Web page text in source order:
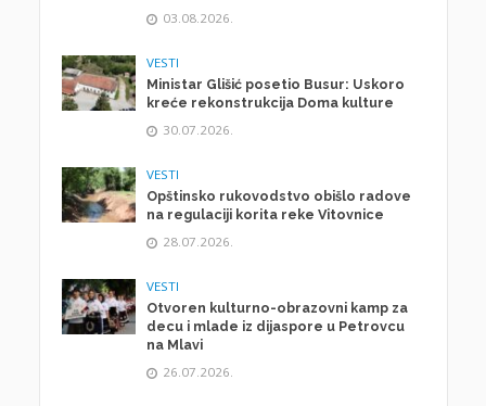
03.08.2026.
VESTI
Ministar Glišić posetio Busur: Uskoro
kreće rekonstrukcija Doma kulture
30.07.2026.
VESTI
Opštinsko rukovodstvo obišlo radove
na regulaciji korita reke Vitovnice
28.07.2026.
VESTI
Otvoren kulturno-obrazovni kamp za
decu i mlade iz dijaspore u Petrovcu
na Mlavi
26.07.2026.